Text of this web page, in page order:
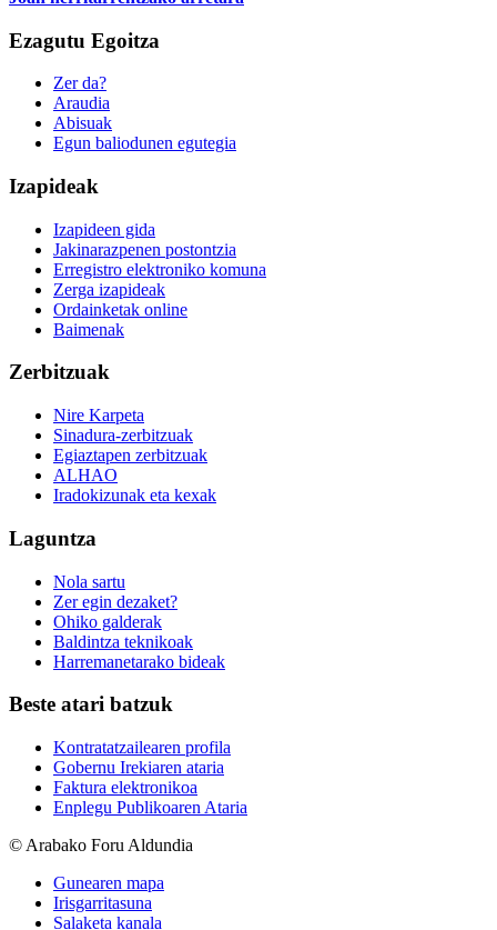
Ezagutu Egoitza
Zer da?
Araudia
Abisuak
Egun baliodunen egutegia
Izapideak
Izapideen gida
Jakinarazpenen postontzia
Erregistro elektroniko komuna
Zerga izapideak
Ordainketak online
Baimenak
Zerbitzuak
Nire Karpeta
Sinadura-zerbitzuak
Egiaztapen zerbitzuak
ALHAO
Iradokizunak eta kexak
Laguntza
Nola sartu
Zer egin dezaket?
Ohiko galderak
Baldintza teknikoak
Harremanetarako bideak
Beste atari batzuk
Kontratatzailearen profila
Gobernu Irekiaren ataria
Faktura elektronikoa
Enplegu Publikoaren Ataria
© Arabako Foru Aldundia
Gunearen mapa
Irisgarritasuna
Salaketa kanala